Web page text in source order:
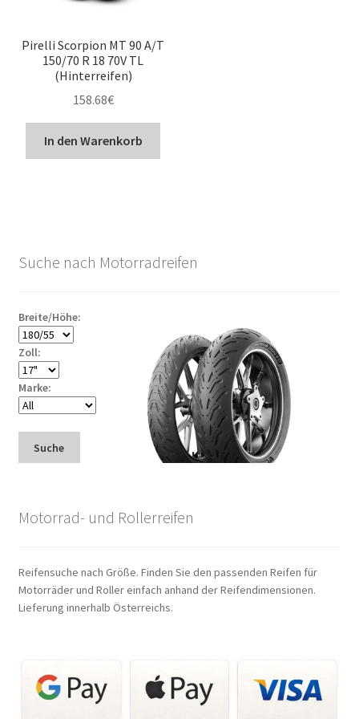
Pirelli Scorpion MT 90 A/T
150/70 R 18 70V TL
(Hinterreifen)
158.68€
In den Warenkorb
Suche nach Motorradreifen
Breite/Höhe:
Zoll:
Marke:
Suche
Motorrad- und Rollerreifen
Reifensuche nach Größe. Finden Sie den passenden Reifen für
Motorräder und Roller einfach anhand der Reifendimensionen.
Lieferung innerhalb Österreichs.